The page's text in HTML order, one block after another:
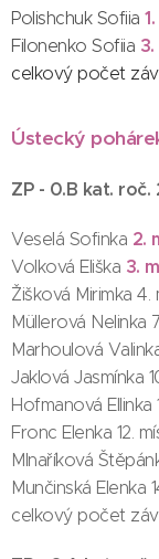
Polishchuk Sofiia
Filonenko Sofiia
celkový počet
Ústecký
ZP - 0.B kat. roč.
Veselá Sofinka 2.
Volková Eliška 3.
Žišková Mirimka 4.
Müllerová Nelinka
Marhoulová
Jaklová Jasmínka
Hofmanová Ellinka
Fronc Elenka 12.
Mlnaříková
Munčinská Elenka
celkový počet